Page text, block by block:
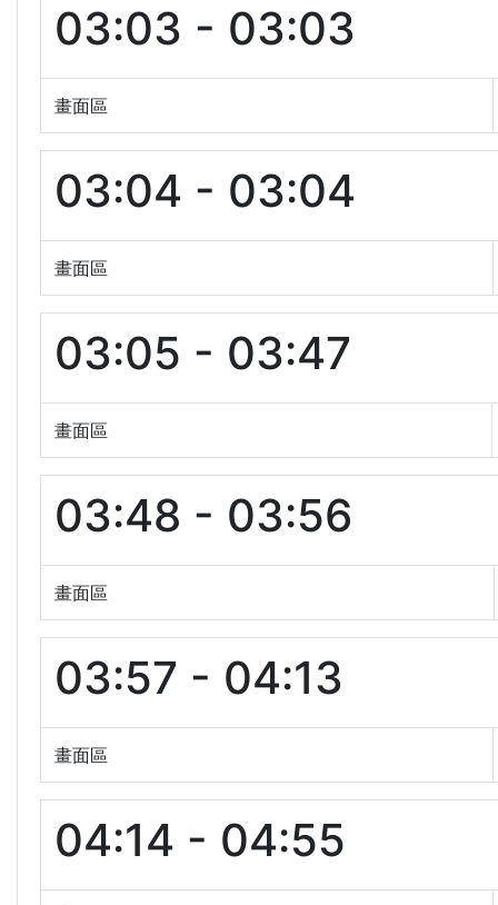
03:03 - 03:03
畫面區
03:04 - 03:04
畫面區
03:05 - 03:47
畫面區
03:48 - 03:56
畫面區
03:57 - 04:13
畫面區
04:14 - 04:55